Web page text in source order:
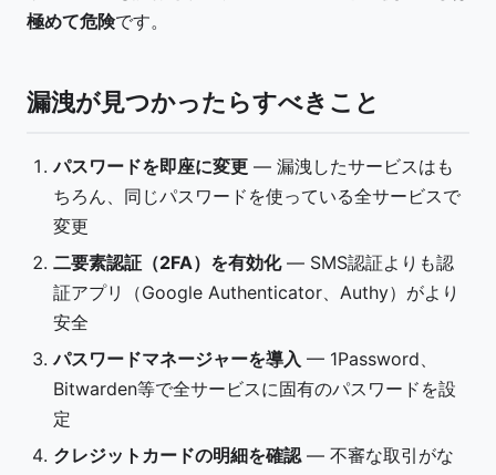
極めて危険です。
漏洩が見つかったらすべきこと
パスワードを即座に変更 — 漏洩したサービスはも
ちろん、同じパスワードを使っている全サービスで
変更
二要素認証（2FA）を有効化— SMS認証よりも認
証アプリ（Google Authenticator、Authy）がより
安全
パスワードマネージャーを導入 — 1Password、
Bitwarden等で全サービスに固有のパスワードを設
定
クレジットカードの明細を確認— 不審な取引がな